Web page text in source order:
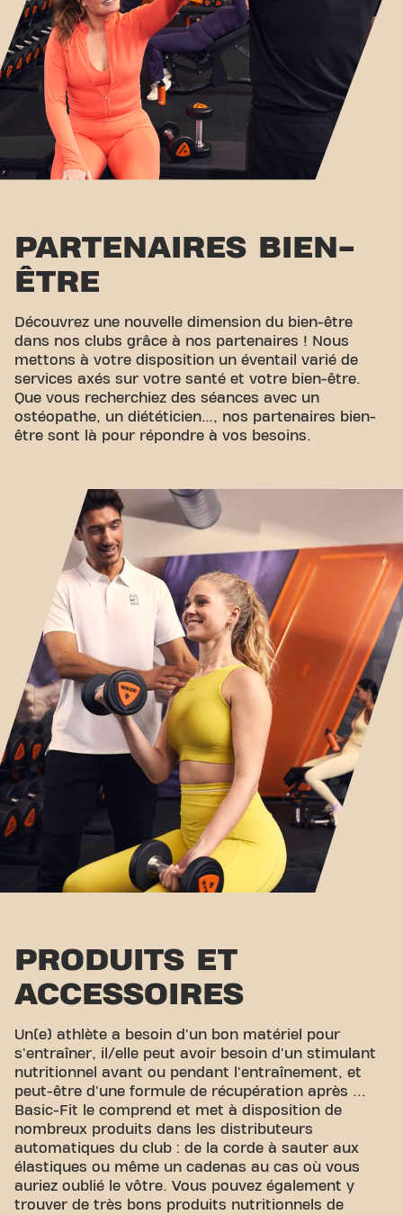
PARTENAIRES BIEN-
ÊTRE
Découvrez une nouvelle dimension du bien-être
dans nos clubs grâce à nos partenaires ! Nous
mettons à votre disposition un éventail varié de
services axés sur votre santé et votre bien-être.
Que vous recherchiez des séances avec un
ostéopathe, un diététicien…, nos partenaires bien-
être sont là pour répondre à vos besoins.
PRODUITS ET
ACCESSOIRES
Un(e) athlète a besoin d'un bon matériel pour
s'entraîner, il/elle peut avoir besoin d'un stimulant
nutritionnel avant ou pendant l'entraînement, et
peut-être d'une formule de récupération après ...
Basic-Fit le comprend et met à disposition de
nombreux produits dans les distributeurs
automatiques du club : de la corde à sauter aux
élastiques ou même un cadenas au cas où vous
auriez oublié le vôtre. Vous pouvez également y
trouver de très bons produits nutritionnels de